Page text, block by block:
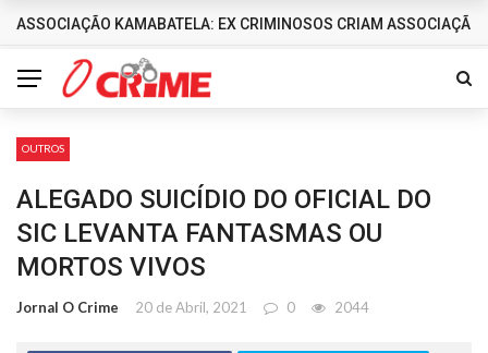
DESTAQUES
ASSOCIAÇÃO KAMABATELA: EX CRIMINOSOS CRIAM
OUTROS
ALEGADO SUICÍDIO DO OFICIAL DO
SIC LEVANTA FANTASMAS OU
MORTOS VIVOS
Jornal O Crime 20 de Abril, 2021 0 2044